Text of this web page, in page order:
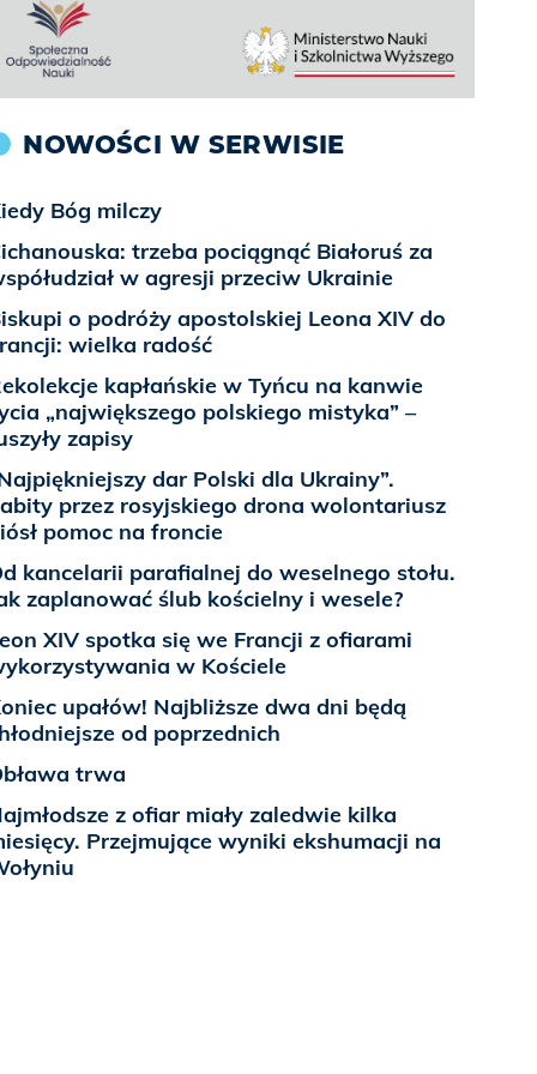
NOWOŚCI W SERWISIE
Bóg milczy
trzeba pociągnąć Białoruś za
w agresji przeciw Ukrainie
o podróży apostolskiej Leona XIV do
wielka radość
kapłańskie w Tyńcu na kanwie
„największego polskiego mistyka” –
zapisy
dar Polski dla Ukrainy”.
przez rosyjskiego drona wolontariusz
pomoc na froncie
kancelarii parafialnej do weselnego stołu.
zaplanować ślub kościelny i wesele?
XIV spotka się we Francji z ofiarami
w Kościele
upałów! Najbliższe dwa dni będą
od poprzednich
trwa
z ofiar miały zaledwie kilka
Przejmujące wyniki ekshumacji na